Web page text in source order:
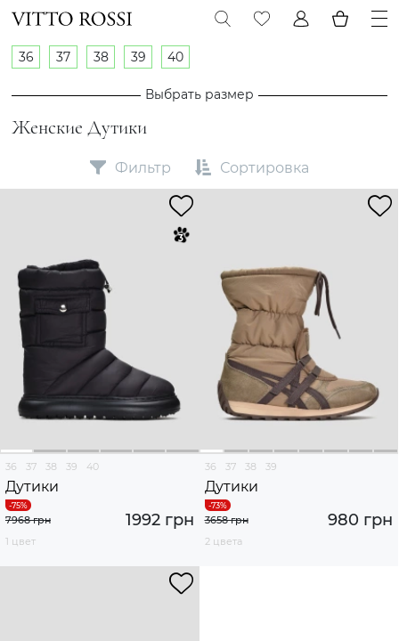
Женские Дутики
36 37 38 39 40
Выбрать размер
Фильтр Сортировка
36 37 38 39 40
Дутики
1992 грн
7968 грн
1 цвет
36 37 38 39
Дутики
980 грн
3658 грн
2 цвета